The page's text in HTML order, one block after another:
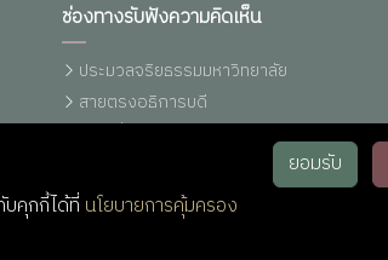
ช่องทางรับฟังความคิดเห็น
ประมวลจริยธรรมมหาวิทยาลัย
สายตรงอธิการบดี
แจ้งเบาะแสการทุจริต (ปปท.)
บคุกกี้ได้ที่ นโยบายการคุ้มครอง
ยอมรับ